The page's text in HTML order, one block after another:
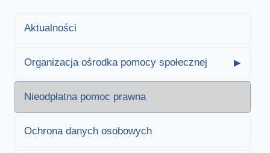
Aktualności
Organizacja ośrodka pomocy społecznej
Nieodpłatna pomoc prawna
Ochrona danych osobowych